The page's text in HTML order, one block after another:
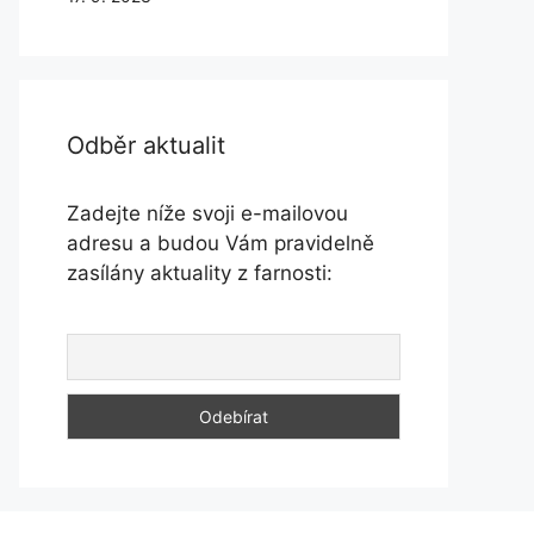
Odběr aktualit
Zadejte níže svoji e-mailovou
adresu a budou Vám pravidelně
zasílány aktuality z farnosti: